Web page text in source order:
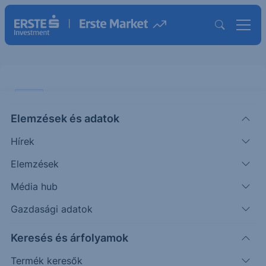
Elemzések és adatok
Hírek
Elemzések
Média hub
Gazdasági adatok
Keresés és árfolyamok
Termék keresők
július 1-től
2023. június 21. Erste prémium webinárium. A
205/2023. (V. 31.) Korm. rendelet értelmében